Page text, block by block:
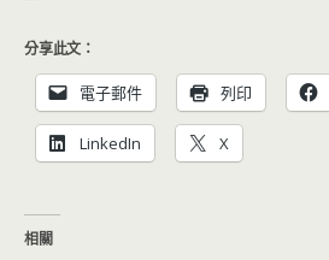
分享此文：
電子郵件 列印
LinkedIn X
相關